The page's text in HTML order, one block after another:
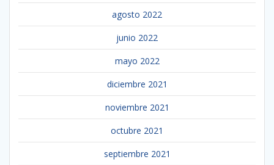
agosto 2022
junio 2022
mayo 2022
diciembre 2021
noviembre 2021
octubre 2021
septiembre 2021